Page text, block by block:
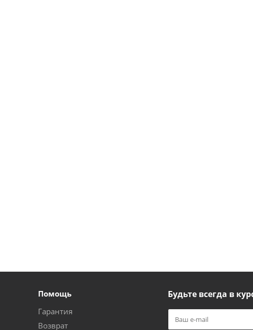
Помощь
Гарантия
Возврат
Будьте всегда в